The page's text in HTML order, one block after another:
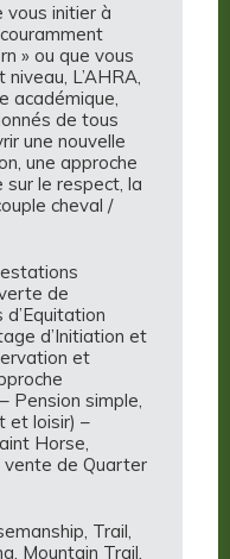
vous initier à
» ou que vous
L’AHRA,
académique,
de tous
une nouvelle
une approche
le respect, la
cheval /
de
d’Initiation et
et
Pension simple,
et loisir) –
Horse,
vente de Quarter
Trail,
Mountain Trail,